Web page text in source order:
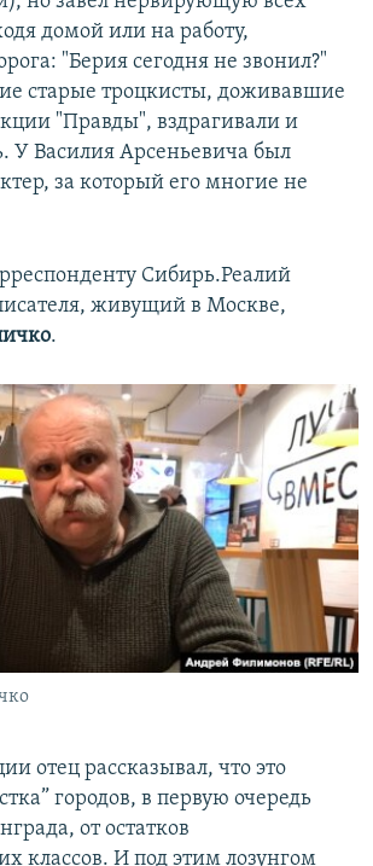
домой или на работу,
"Берия сегодня не звонил?"
старые троцкисты, доживавшие
"Правды", вздрагивали и
У Василия Арсеньевича был
за который его многие не
Сибирь.Реалий
живущий в Москве,
.
отец рассказывал, что это
городов, в первую очередь
от остатков
классов. И под этим лозунгом